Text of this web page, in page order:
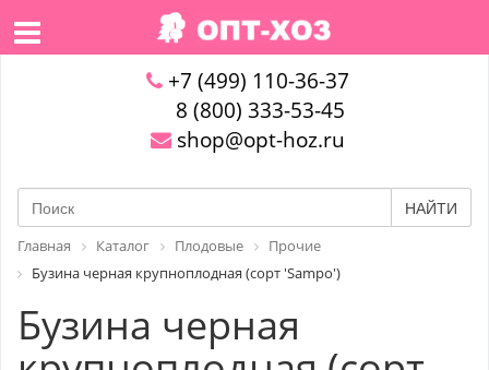
+7 (499) 110-36-37
8 (800) 333-53-45
shop@opt-hoz.ru
НАЙТИ
Главная Каталог Плодовые
Прочие
Бузина черная крупноплодная (сорт 'Sampo')
Бузина черная